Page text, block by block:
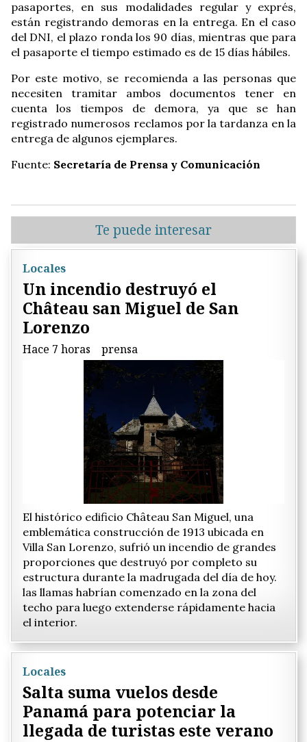
pasaportes, en sus modalidades regular y exprés,
están registrando demoras en la entrega. En el caso
del DNI, el plazo ronda los 90 días, mientras que para
el pasaporte el tiempo estimado es de 15 días hábiles.
Por este motivo, se recomienda a las personas que
necesiten tramitar ambos documentos tener en
cuenta los tiempos de demora, ya que se han
registrado numerosos reclamos por la tardanza en la
entrega de algunos ejemplares.
Fuente: Secretaría de Prensa y Comunicación
Te puede interesar
Un incendio destruyó el
Château san Miguel de San
Lorenzo
prensa
Locales
Hace 7 horas
El histórico edificio Château San Miguel, una
emblemática construcción de 1913 ubicada en
Villa San Lorenzo, sufrió un incendio de grandes
proporciones que destruyó por completo su
estructura durante la madrugada del día de hoy.
las llamas habrían comenzado en la zona del
techo para luego extenderse rápidamente hacia
el interior.
Salta suma vuelos desde
Panamá para potenciar la
llegada de turistas este verano
Locales